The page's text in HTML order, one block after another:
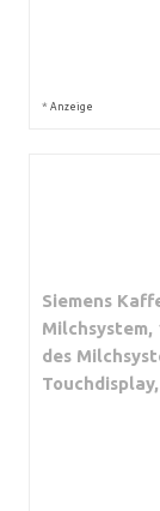
* Anzeige
Siemens
Milchsystem,
des